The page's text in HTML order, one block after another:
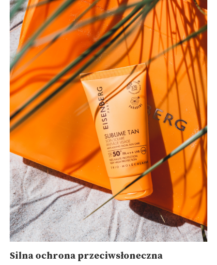
Silna ochrona przeciwsłoneczna